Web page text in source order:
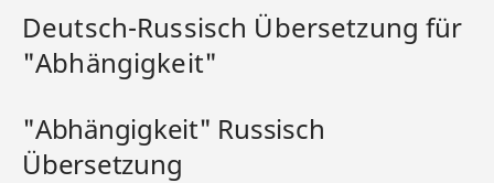
Deutsch-Russisch Übersetzung für
"Abhängigkeit"
"Abhängigkeit" Russisch
Übersetzung